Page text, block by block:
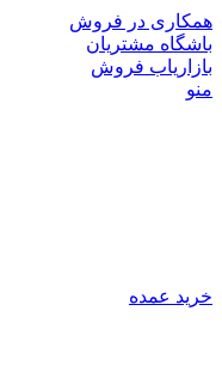
همکاری در فروش
باشگاه مشتریان
بازاریاب فروش
منو
خرید عمده